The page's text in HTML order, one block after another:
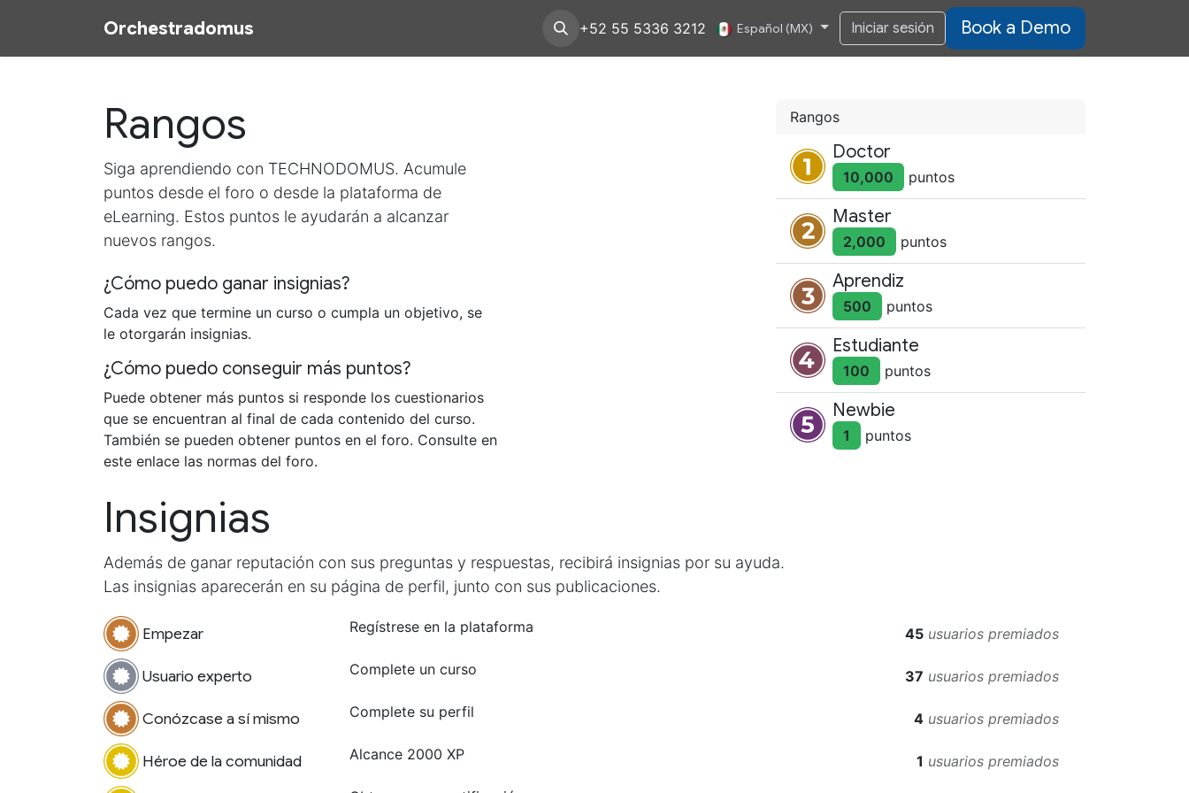
Orchestradomus​ Soluciones pharmadomus
+52 55 5336 3212 Español (MX) Iniciar sesión ​​​​​​Book​​ a Demo
Rangos
Siga aprendiendo con TECHNODOMUS. Acumule
puntos desde el foro o desde la plataforma de
eLearning. Estos puntos le ayudarán a alcanzar
nuevos rangos.
¿Cómo puedo ganar insignias?
Cada vez que termine un curso o cumpla un objetivo, se
le otorgarán insignias.
¿Cómo puedo conseguir más puntos?
Puede obtener más puntos si responde los cuestionarios
que se encuentran al final de cada contenido del curso.
También se pueden obtener puntos en el foro. Consulte en
este enlace las normas del foro.
Rangos
Doctor
10,000 puntos
Master
2,000 puntos
Aprendiz
500 puntos
Estudiante
100 puntos
Newbie
1 puntos
Insignias
Además de ganar reputación con sus preguntas y respuestas, recibirá insignias por su ayuda.
Las insignias aparecerán en su página de perfil, junto con sus publicaciones.
Empezar Regístrese en la plataforma 45 usuarios premiados
Usuario experto Complete un curso 37 usuarios premiados
Conózcase a sí mismo Complete su perfil 4 usuarios premiados
Héroe de la comunidad Alcance 2000 XP 1 usuarios premiados